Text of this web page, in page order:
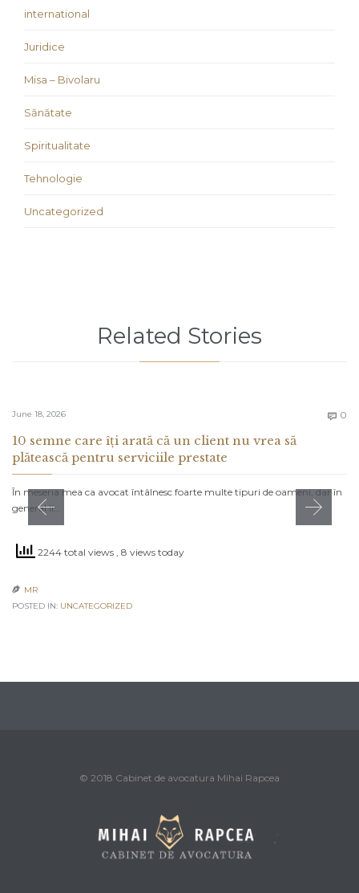
international
Juridice
Misa – Bivolaru
Sănătate
Spiritualitate
Tehnologie
Uncategorized
Related Stories
June 18, 2026  0
10 semne care îți arată că un client nu vrea să
plătească pentru serviciile prestate
În meseria mea ca avocat întâlnesc foarte multe tipuri de oameni, dar în
general îi…
2244 total views , 8 views today
 MR
POSTED IN: UNCATEGORIZED
© 2018 Cabinet de avocatura Mihai Rapcea